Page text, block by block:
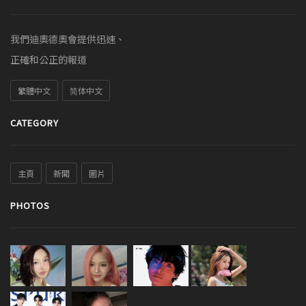
我們迪奧德奧會提供迅速、
正確和公正的報道
繁體中文 简体中文
CATEGORY
主頁 新聞 圖片
PHOTOS